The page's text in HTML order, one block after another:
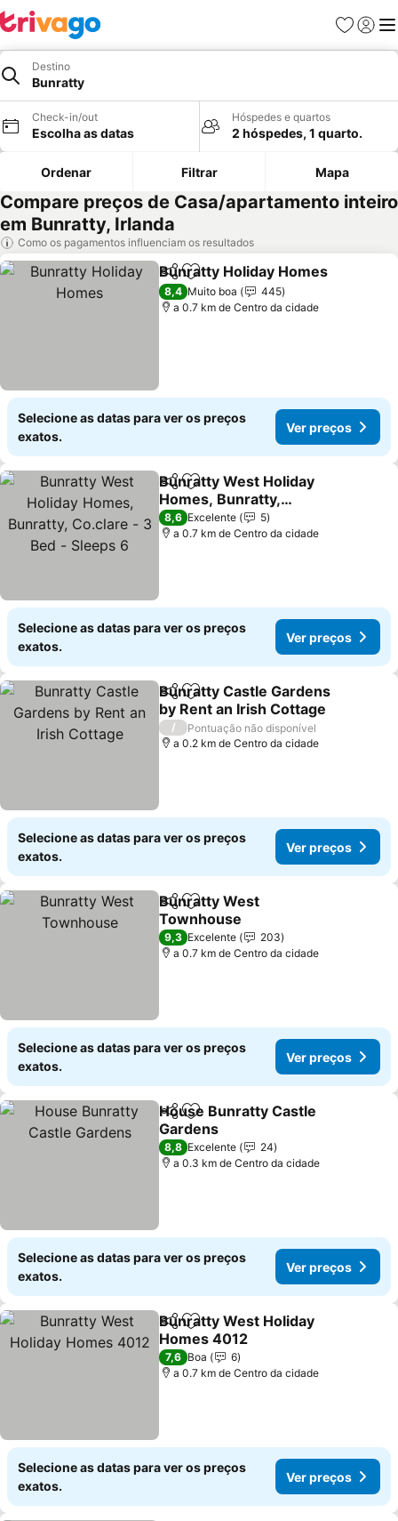
Favoritos
Iniciar
Destino
Bunratty
Check-in/out
Escolha as datas
Hóspedes e quartos
2 hóspedes, 1 quarto.
Ordenar Filtrar Mapa
Compare preços de Casa/apartamento inteiro
em Bunratty, Irlanda
Como os pagamentos influenciam os resultados
PartilharAdicionar aos favoritos
Bunratty Holiday Homes
8,4 Muito boa
445
a 0.7 km de Centro da cidade
Selecione as datas para ver os preços
exatos.
Ver preços
PartilharAdicionar aos favoritos
Bunratty West Holiday
Homes, Bunratty,
Co.clare - 3 Bed - Sleeps
6
Ver preços
8,6 Excelente
5
a 0.7 km de Centro da cidade
Selecione as datas para ver os preços
exatos.
Ver preços
PartilharAdicionar aos favoritos
Bunratty Castle Gardens
by Rent an Irish Cottage
Ver preços
/
Pontuação não disponível
a 0.2 km de Centro da cidade
Selecione as datas para ver os preços
exatos.
Ver preços
PartilharAdicionar aos favoritos
Bunratty West
Townhouse
Ver preços
9,3 Excelente
203
a 0.7 km de Centro da cidade
Selecione as datas para ver os preços
exatos.
Ver preços
PartilharAdicionar aos favoritos
House Bunratty Castle
Gardens
Ver preços
8,8 Excelente
24
a 0.3 km de Centro da cidade
Selecione as datas para ver os preços
exatos.
Ver preços
PartilharAdicionar aos favoritos
Bunratty West Holiday
Homes 4012
Ver preços
7,6 Boa
6
a 0.7 km de Centro da cidade
Selecione as datas para ver os preços
exatos.
Ver preços